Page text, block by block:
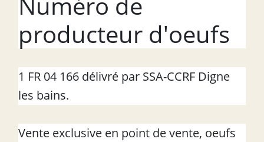
producteur d'oeufs
1 FR 04 166 délivré par SSA-CCRF Digne
les bains.
Vente exclusive en point de vente, oeufs